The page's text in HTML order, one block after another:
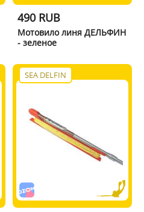
490 RUB
Мотовило линя ДЕЛЬФИН
- зеленое
SEA DELFIN